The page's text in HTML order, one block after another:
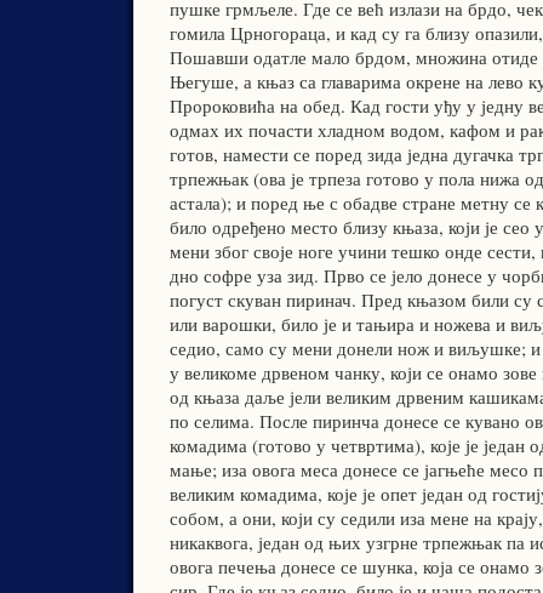
пушке грмљеле. Где се већ излази на брдо,
гомила Црногораца, и кад су га близу
Пошавши одатле мало брдом, множина отиде
Његуше, а књаз са главарима окрене на лево
Пророковића на обед. Кад гости уђу у једну
одмах их почасти хладном водом, кафом и
готов, намести се поред зида једна дугачка
трпежњак (ова је трпеза готово у пола нижа
астала); и поред ње с обадве стране метну се
било одређено место близу књаза, који је сео
мени због своје ноге учини тешко онде
дно софре уза зид. Прво се јело донесе у
погуст скуван пиринач. Пред књазом били су
или варошки, било је и тањира и ножева и
седио, само су мени донели нож и виљушке; и
у великоме дрвеном чанку, који се онамо
од књаза даље јели великим дрвеним
по селима. После пиринча донесе се кувано
комадима (готово у четвртима), које је један
мање; иза овога меса донесе се јагњеће месо
великим комадима, које је опет један од
собом, а они, који су седили иза мене на
никаквога, један од њих узгрне трпежњак па
овога печења донесе се шунка, која се онамо